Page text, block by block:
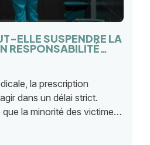
ELLE SUSPENDRE LA
RESPONSABILITÉ
la prescription
dans un délai strict.
la minorité des victimes
leur droit à